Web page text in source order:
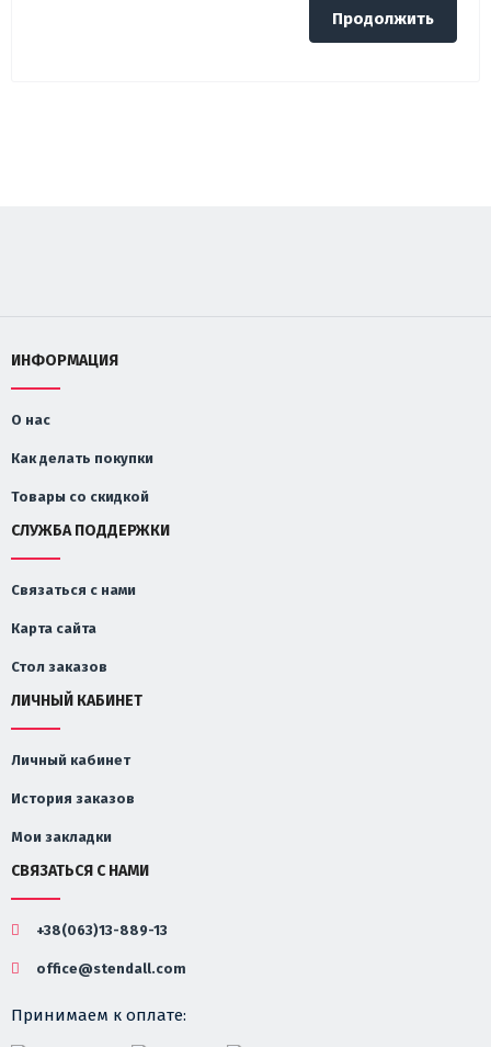
Продолжить
ИНФОРМАЦИЯ
О нас
Как делать покупки
Товары со скидкой
СЛУЖБА ПОДДЕРЖКИ
Связаться с нами
Карта сайта
Стол заказов
ЛИЧНЫЙ КАБИНЕТ
Личный кабинет
История заказов
Мои закладки
СВЯЗАТЬСЯ С НАМИ
+38(063)13-889-13
office@stendall.com
Принимаем к оплате: